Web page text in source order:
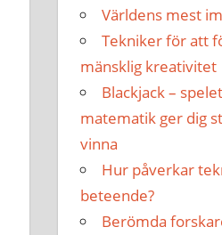
Världens mest
Tekniker för att
mänsklig kreativitet
Blackjack –
matematik ger dig
vinna
Hur påverkar
beteende?
Berömda